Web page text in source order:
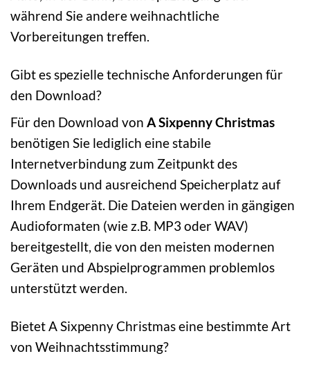
während Sie andere weihnachtliche
Vorbereitungen treffen.
Gibt es spezielle technische Anforderungen für
den Download?
Für den Download von A Sixpenny Christmas
benötigen Sie lediglich eine stabile
Internetverbindung zum Zeitpunkt des
Downloads und ausreichend Speicherplatz auf
Ihrem Endgerät. Die Dateien werden in gängigen
Audioformaten (wie z.B. MP3 oder WAV)
bereitgestellt, die von den meisten modernen
Geräten und Abspielprogrammen problemlos
unterstützt werden.
Bietet A Sixpenny Christmas eine bestimmte Art
von Weihnachtsstimmung?